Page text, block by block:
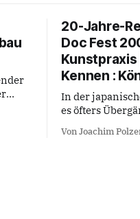
20-Jahre-
Doc Fest
Kunstpraxis
Kennen :
In der
es öfters
Filmregie bei
Von Joachim